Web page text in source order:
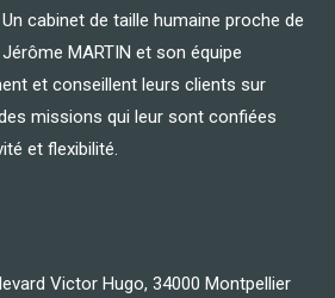
cabinet de taille humaine proche de
MARTIN et son équipe
et conseillent leurs clients sur
missions qui leur sont confiées
et flexibilité.
Victor Hugo, 34000 Montpellier